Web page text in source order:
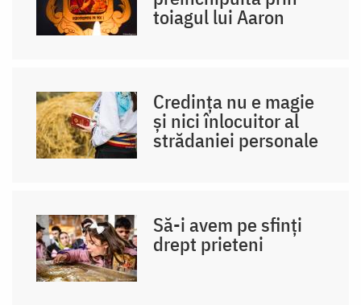
toiagul lui Aaron
Credința nu e magie
și nici înlocuitor al
strădaniei personale
Să-i avem pe sfinți
drept prieteni